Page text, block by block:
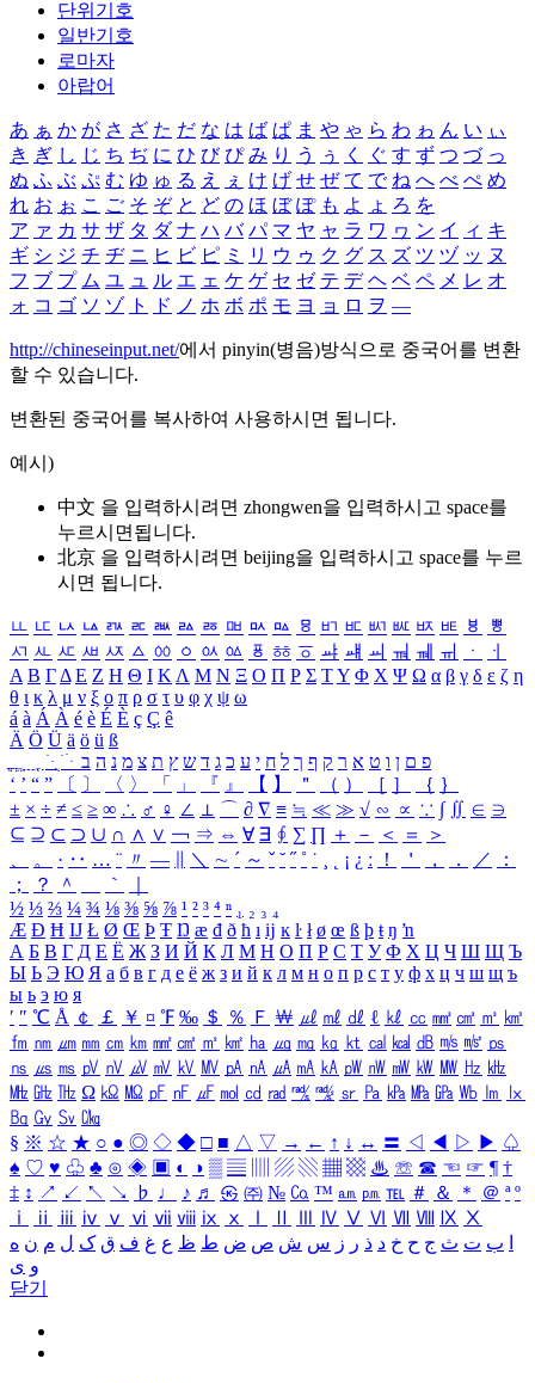
단위기호
일반기호
로마자
아랍어
あ ぁ か が さ ざ た だ な は ば ぱ ま や ゃ ら わ ゎ ん い ぃ
き ぎ し じ ち ぢ に ひ び ぴ み り う ぅ く ぐ す ず つ づ っ
ぬ ふ ぶ ぷ む ゆ ゅ る え ぇ け げ せ ぜ て で ね へ べ ぺ め
れ お ぉ こ ご そ ぞ と ど の ほ ぼ ぽ も よ ょ ろ を
ア ァ カ サ ザ タ ダ ナ ハ バ パ マ ヤ ャ ラ ワ ヮ ン イ ィ キ
ギ シ ジ チ ヂ ニ ヒ ビ ピ ミ リ ウ ゥ ク グ ス ズ ツ ヅ ッ ヌ
フ ブ プ ム ユ ュ ル エ ェ ケ ゲ セ ゼ テ デ ヘ ベ ペ メ レ オ
ォ コ ゴ ソ ゾ ト ド ノ ホ ボ ポ モ ヨ ョ ロ ヲ ―
http://chineseinput.net/에서 pinyin(병음)방식으로 중국어를 변환
할 수 있습니다.
변환된 중국어를 복사하여 사용하시면 됩니다.
예시)
中文 을 입력하시려면 zhongwen을 입력하시고 space를
누르시면됩니다.
北京 을 입력하시려면 beijing을 입력하시고 space를 누르
시면 됩니다.
ㅥ ㅦ ㅧ ㅨ ㅩ ㅪ ㅫ ㅬ ㅭ ㅮ ㅯ ㅰ ㅱ ㅲ ㅳ ㅴ ㅵ ㅶ ㅷ ㅸ
ㅹ
ㅺ ㅻ ㅼ ㅽ ㅾ ㅿ ㆀ ㆁ ㆂ ㆃ ㆄ ㆅ ㆆ ㆇ ㆈ ㆉ ㆊ ㆋ ㆌ ㆍ
ㆎ
Α Β ΓΔ Ε Ζ Η Θ Ι ΚΛ Μ Ν Ξ Ο Π Ρ Σ ΤΥ Φ Χ Ψ Ω α β γ δ ε ζ η
θ ι κ λ μ ν ξ ο π ρ σ τ υ φ χ ψ ω
á à Á À é è É È ç Ç ê
Ä Ö Ü ä ö ü ß
ִֶֹ ֻּ ׁׂ פ ם ן ו ט א ר ק ף ך ל ח י ע כ ג ד ש ץ ת צ מ נ ה ב
‘ ’ “ ” 〔 〕 〈 〉 「 」 『 』 【 】 ＂ （ ） ［ ］ ｛ ｝
± × ÷ ≠ ≤ ≥ ∞ ∴ ♂ ♀ ∠ ⊥ ⌒ ∂ ∇ ≡ ≒ ≪ ≫ √ ∽ ∝ ∵ ∫ ∬ ∈ ∋
⊆ ⊇ ⊂ ⊃ ∪ ∩ ∧ ∨ ￢ ⇒ ⇔ ∀ ∃ ∮ ∑ ∏ ＋ － ＜ ＝
＞
、
。 · ‥ … ¨ 〃 ― ＼ ∼ ´ ～ ˇ ˘ ˝ ˚ ˙ ¸ ¡ ¿ ː ！ ＇ ， ． ／
：
；
？ ＾ ｀
½ ⅓ ⅔ ¼ ¾ ⅛ ⅜ ⅝ ⅞ ¹ ² ³ ⁴ ⁿ ₁ ₂ ₃ ₄
Æ Ð Ħ Ĳ Ł Ø Œ Þ Ŧ Ŋ æ đ ð ħ ı ĳ ĸ ŀ ł ø œ ß þ ŧ ŋ ŉ
А Б В Г Д Е Ё Ж З И Й К Л М Н О П Р С Т У Ф Х Ц Ч Ш Щ Ъ
Ы Ь Э Ю Я а б в г д е ё ж з и й к л м н о п р с т у ф х ц ч ш щ ъ
ы ь э ю я
′ ″ ℃ Å ￠ ￡ ￥ ¤ ℉ ‰ ＄ ％ Ｆ ￦ ㎕ ㎖ ㎗ ℓ ㎘ ㏄ ㎣ ㎤ ㎥ ㎦
㎙ ㎚ ㎛ ㎜ ㎝ ㎞ ㎟ ㎠ ㎡ ㎢ ㏊ ㎍ ㎎ ㎏ ㏏ ㎈ ㎉ ㏈ ㎧ ㎨ ㎰
㎱ ㎲ ㎳ ㎴ ㎵ ㎶ ㎷ ㎸ ㎹ ㎀ ㎁ ㎂ ㎃ ㎄ ㎺ ㎻ ㎽ ㎾ ㎿ ㎐ ㎑
㎒ ㎓ ㎔ Ω ㏀ ㏁ ㎊ ㎋ ㎌ ㏖ ㏅ ㎭ ㎮ ㎯ ㏛ ㎩ ㎪ ㎫ ㎬ ㏝ ㏐
㏓
㏃ ㏉ ㏜ ㏆
§ ※ ☆ ★ ○ ● ◎ ◇ ◆ □ ■ △ ▽ → ← ↑ ↓ ↔ 〓 ◁ ◀ ▷ ▶ ♤
♠ ♡ ♥ ♧ ♣ ⊙ ◈ ▣ ◐ ◑ ▒ ▤ ▨ ▧ ▦ ▩ ♨ ☏ ☎ ☜ ☞ ¶ †
‡ ↕ ↗ ↙ ↖ ↘ ♭ ♩ ♪ ♬ ㉿ ㈜ № ㏇ ™ ㏂ ㏘ ℡ ＃ ＆ ＊ ＠ ª º
ⅰ
ⅱ ⅲ ⅳ ⅴ ⅵ ⅶ ⅷ ⅸ ⅹ Ⅳ Ⅴ Ⅵ Ⅶ Ⅷ Ⅸ Ⅹ
ب ت ث ج ح خ د ذ ر ز س ش ص ض ط ظ ع غ ف ق ک ل م ن ه
و ی
닫기